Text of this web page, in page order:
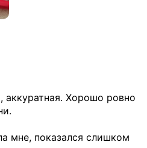
аккуратная. Хорошо ровно
мне, показался слишком